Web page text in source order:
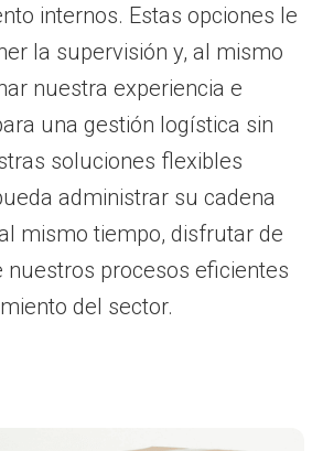
internos. Estas opciones le
la supervisión y, al mismo
nuestra experiencia e
una gestión logística sin
soluciones flexibles
administrar su cadena
mismo tiempo, disfrutar de
nuestros procesos eficientes
del sector.